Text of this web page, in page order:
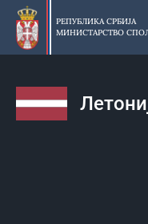
Прескочи
главни
део
РЕПУБЛИКА СРБИЈА
МИНИСТАРСТВО